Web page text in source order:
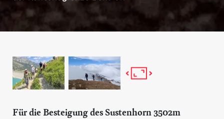
Für die Besteigung des Sustenhorn 3502m